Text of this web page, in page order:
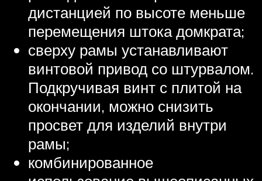
дистанцией по высоте меньше
перемещения штока домкрата;
сверху рамы устанавливают
винтовой привод со штурвалом.
Подкручивая винт с плитой на
окончании, можно снизить
просвет для изделий внутри
рамы;
комбинированное